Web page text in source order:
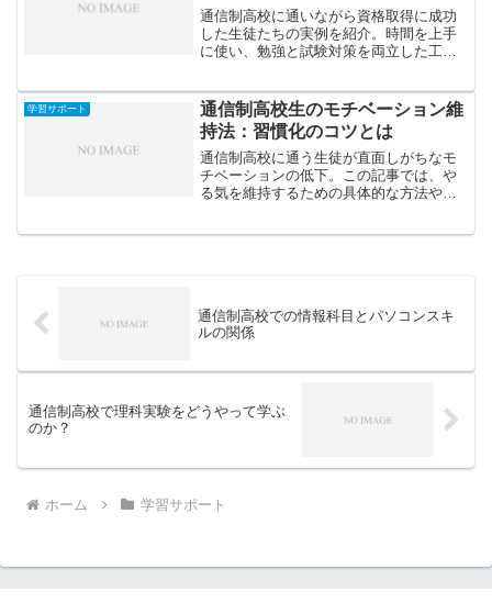
通信制高校に通いながら資格取得に成功
した生徒たちの実例を紹介。時間を上手
に使い、勉強と試験対策を両立した工
学習サポート
通信制高校生のモチベーション維
持法：習慣化のコツとは
通信制高校に通う生徒が直面しがちなモ
チベーションの低下。この記事では、や
る気を維持するための具体的な方法や、
通信制高校での情報科目とパソコンスキ
ルの関係
通信制高校で理科実験をどうやって学ぶ
のか？
ホーム 学習サポート